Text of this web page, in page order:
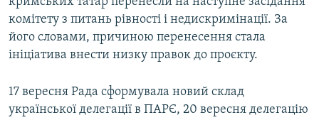
комітету з питань рівності і недискримінації. За
його словами, причиною перенесення стала
ініціатива внести низку правок до проєкту.
17 вересня Рада сформувала новий склад
української делегації в ПАРЄ, 20 вересня делегацію